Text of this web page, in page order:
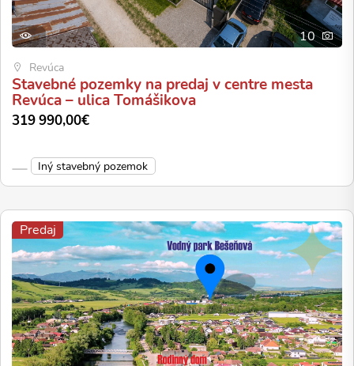
10
Revúca
Stavebné pozemky na predaj v centre mesta
Revúca – ulica Tomášikova
319 990,00€
Iný stavebný pozemok
Predaj